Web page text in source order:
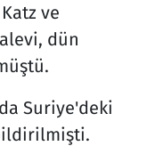
ve
dün
Suriye'deki